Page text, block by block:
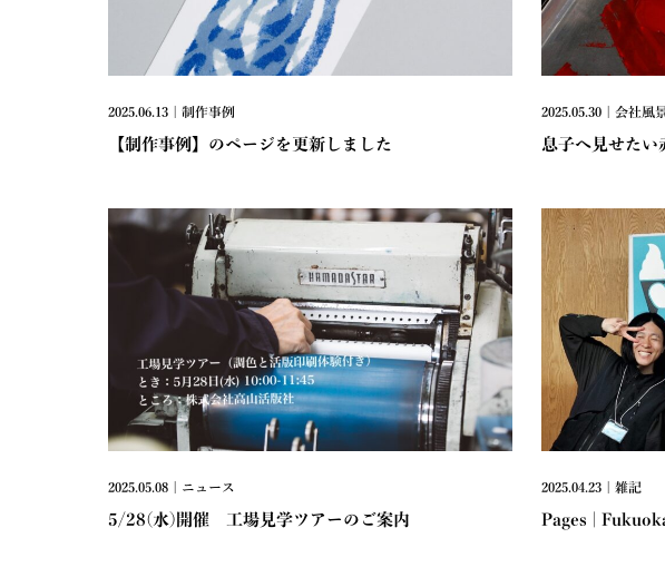
2025.06.13 | 制作事例
【制作事例】のページを更新しました
2025.05.30 | 会社風
息子へ見せたい
2025.05.08 | ニュース
5/28(水)開催 工場見学ツアーのご案内
2025.04.23 | 雑記
Pages |